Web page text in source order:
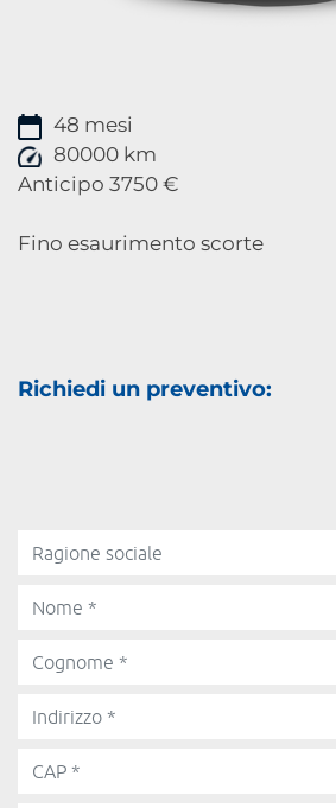
48 mesi
80000 km
Anticipo 3750 €
Fino esaurimento scorte
Richiedi un preventivo: